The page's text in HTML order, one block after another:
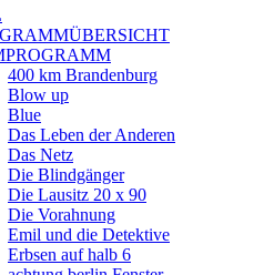
400 km Brandenburg
Blow up
Blue
Das Leben der Anderen
Das Netz
Die Blindgänger
Die Lausitz 20 x 90
Die Vorahnung
Emil und die Detektive
Erbsen auf halb 6